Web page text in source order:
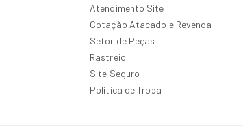
Atendimento Site
Cotação Atacado e Revenda
Setor de Peças
Rastreio
Site Seguro
Política de Troca